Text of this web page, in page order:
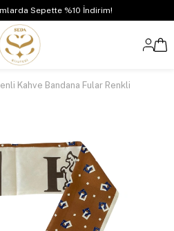
Sepette %10 İndirim!
Kahve Bandana Fular Renkli